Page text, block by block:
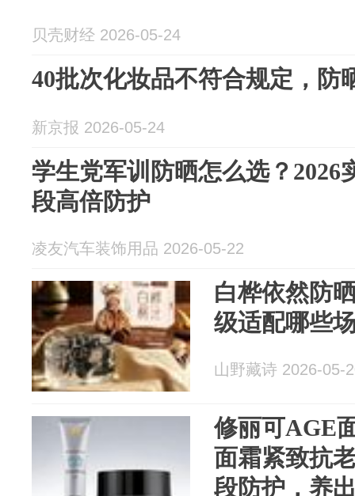
贝壳财经 2026-05-24
40批次化妆品不符合规定，防
新京报 2026-05-24
学生党军训防晒怎么选？2026
段高倍防护
凌友汽车装饰用品 2026-05-22
白桦依然防
级适配哪些
山野藏诗 2026-05-
修丽可AGE
面霜紧致抗
段防护，养